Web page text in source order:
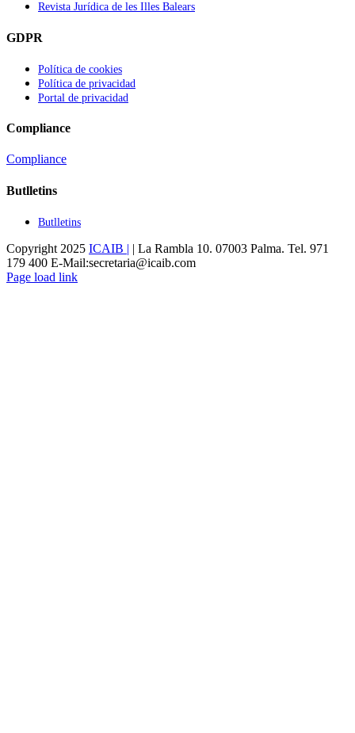
Revista Jurídica de les Illes Balears
GDPR
Política de cookies
Política de privacidad
Portal de privacidad
Compliance
Compliance
Butlletins
Butlletins
Copyright 2025 ICAIB | | La Rambla 10. 07003 Palma. Tel. 971
179 400 E-Mail:secretaria@icaib.com
Instagram
X
Flickr
Facebook
LinkedIn
Page load link